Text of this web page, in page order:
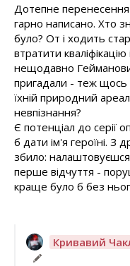
Дотепне перенесення
гарно написано. Хто
було? От і ходить
втратити
нещодавно
пригадали - теж щось
їхній природний
невпізнання?
Є потенціал до серії
б дати ім'я героїні. З
збило: налаштовуєшся
перше відчуття -
краще було б без
Кривавий